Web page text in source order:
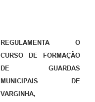
REGULAMENTA O
CURSO DE FORMAÇÃO
DE GUARDAS
MUNICIPAIS DE
VARGINHA,